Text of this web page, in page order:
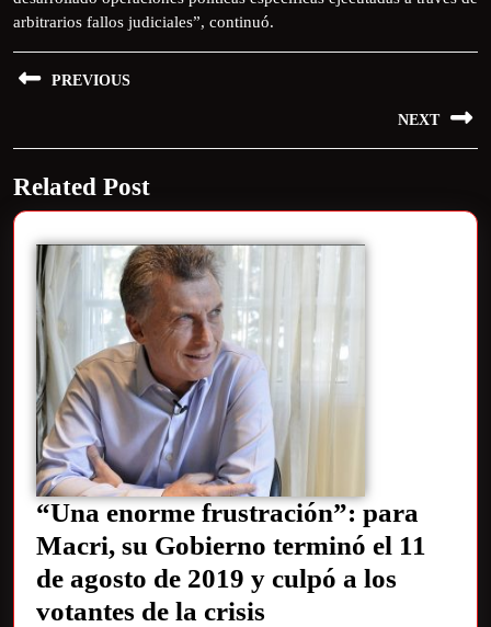
arbitrarios fallos judiciales”, continuó.
PREVIOUS
NEXT
Related Post
“Una enorme frustración”: para
Macri, su Gobierno terminó el 11
de agosto de 2019 y culpó a los
votantes de la crisis